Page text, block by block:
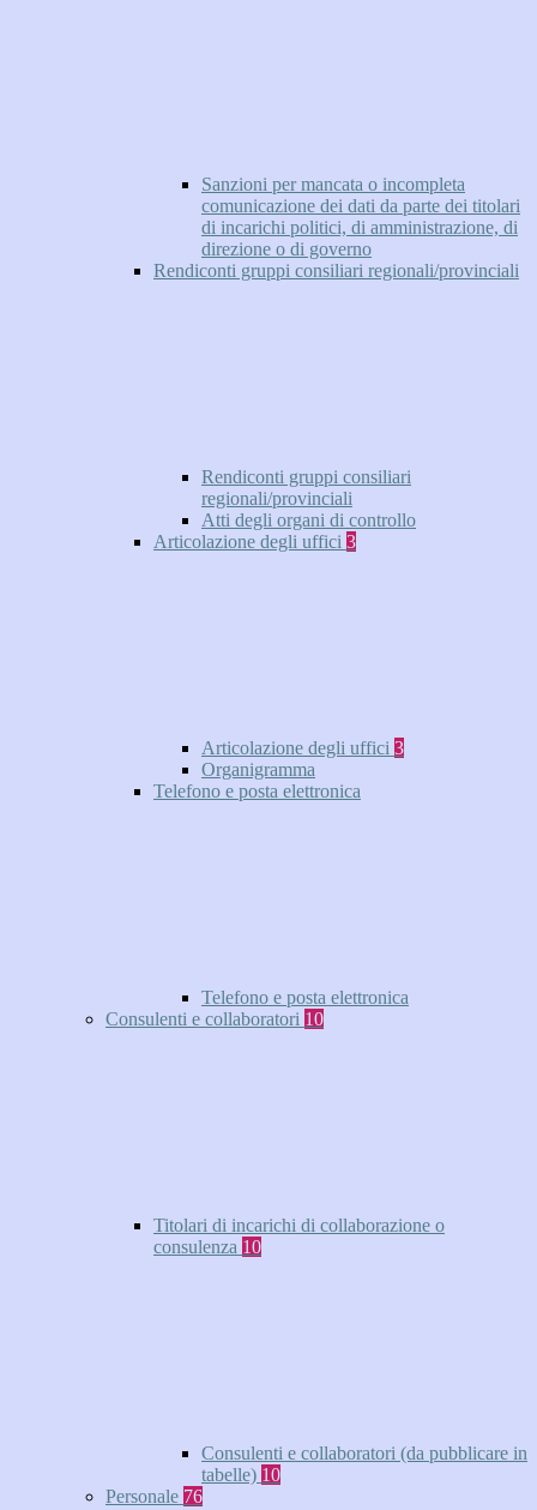
Sanzioni per mancata o incompleta
comunicazione dei dati da parte dei titolari
di incarichi politici, di amministrazione, di
direzione o di governo
Rendiconti gruppi consiliari regionali/provinciali
Rendiconti gruppi consiliari
regionali/provinciali
Atti degli organi di controllo
Articolazione degli uffici 3
Articolazione degli uffici 3
Organigramma
Telefono e posta elettronica
Telefono e posta elettronica
Consulenti e collaboratori 10
Titolari di incarichi di collaborazione o
consulenza 10
Consulenti e collaboratori (da pubblicare in
tabelle) 10
Personale 76